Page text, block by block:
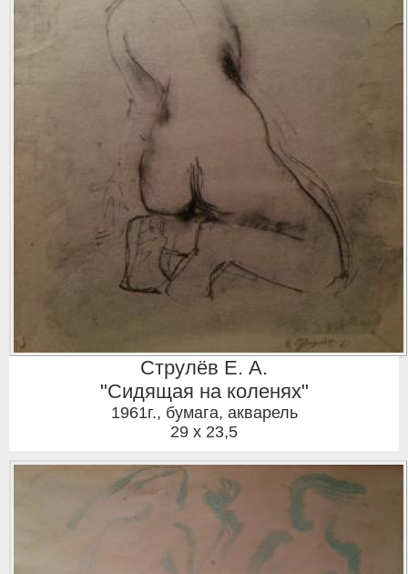
Струлёв Е. А.
"Сидящая на коленях"
1961г., бумага, акварель
29 x 23,5